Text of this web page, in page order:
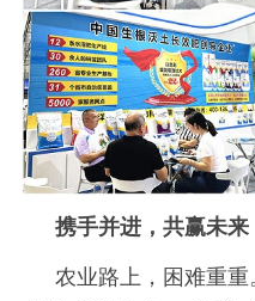
携手并进，共赢未来
农业路上，困难重